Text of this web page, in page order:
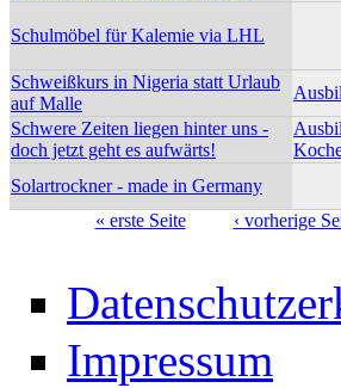
Schulmöbel für Kalemie via LHL
Schweißkurs in Nigeria statt Urlaub
auf Malle
Schwere Zeiten liegen hinter uns -
doch jetzt geht es aufwärts!
Solartrockner - made in Germany
« erste Seite ‹ vorherige
Impressum